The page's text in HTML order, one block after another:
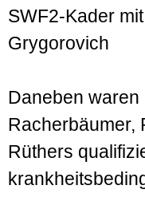
SWF2-Kader
Grygorovich
Daneben waren
Racherbäumer,
Rüthers